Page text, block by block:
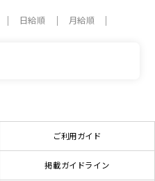
日給順 月給順
ご利用ガイド
掲載ガイドライン